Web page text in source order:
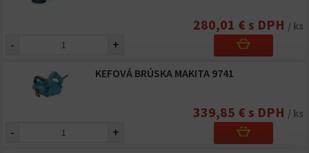
280,01 € s DPH / ks
- +
KEFOVÁ BRÚSKA MAKITA 9741
339,85 € s DPH / ks
- +